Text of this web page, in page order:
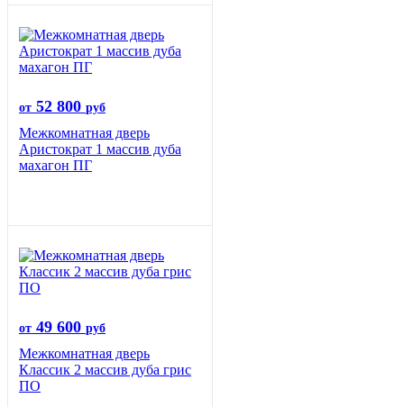
от 52 800 руб
Межкомнатная дверь
Аристократ 1 массив дуба
махагон ПГ
от 49 600 руб
Межкомнатная дверь
Классик 2 массив дуба грис
ПО